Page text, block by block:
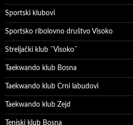
Sportski klubovi
Sportsko ribolovno društvo Visoko
Streljački klub ˝Visoko˝
Taekwando klub Bosna
Taekwando klub Crni labudovi
Taekwando klub Zejd
Teniski klub Bosna